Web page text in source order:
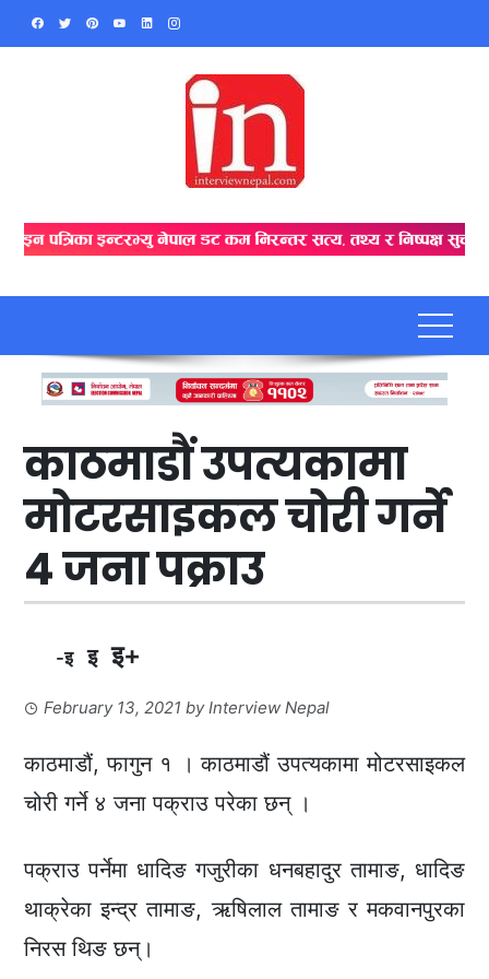
Skip
काठमाडौं उपत्यकामा
मोटरसाइकल चोरी गर्ने
४ जना पक्राउ
-इ इ इ+
February 13, 2021 byInterview Nepal
काठमाडौं, फागुन १ । काठमाडौं उपत्यकामा मोटरसाइकल
चोरी गर्ने ४ जना पक्राउ परेका छन् ।
पक्राउ पर्नेमा धादिङ गजुरीका धनबहादुर तामाङ, धादिङ
थाक्रेका इन्द्र तामाङ, ऋषिलाल तामाङ र मकवानपुरका
निरस थिङ छन्।